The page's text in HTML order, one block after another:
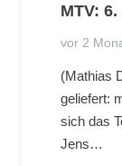
MTV:
vor 2
(Mathias
geliefert:
sich das
Jens…